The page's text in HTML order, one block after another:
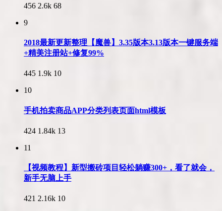
456 2.6k 68
9
2018最新更新整理【魔兽】3.35版本3.13版本一键服务端
+精美注册站+修复99%
445 1.9k 10
10
手机拍卖商品APP分类列表页面html模板
424 1.84k 13
11
【视频教程】新型搬砖项目轻松躺赚300+，看了就会，
新手无脑上手
421 2.16k 10